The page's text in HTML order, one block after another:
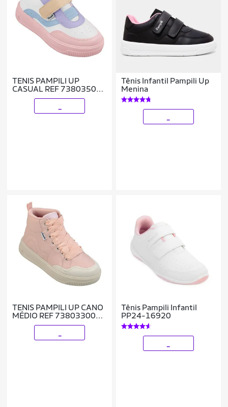
TENIS PAMPILI UP
CASUAL REF 738035000
MENINA
Tênis Infantil Pampili Up
Menina
TENIS PAMPILI UP CANO
MÉDIO REF 738033000
MENINA
Tênis Pampili Infantil
PP24-16920